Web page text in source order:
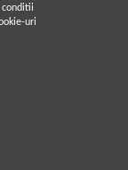
conditii
uri